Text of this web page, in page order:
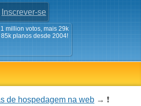
Inscrever-se
million votos, mais 29k
planos desde 2004!
de hospedagem na web → ❗